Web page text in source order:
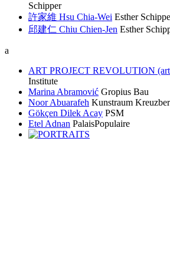
Schipper
許家維 Hsu Chia-Wei Esther
邱建仁 Chiu Chien-Jen Esther
a
ART PROJECT REVOLUTION
Institute
Marina Abramović Gropius Bau
Noor Abuarafeh Kunstraum
Gökçen Dilek Acay PSM
Etel Adnan PalaisPopulaire